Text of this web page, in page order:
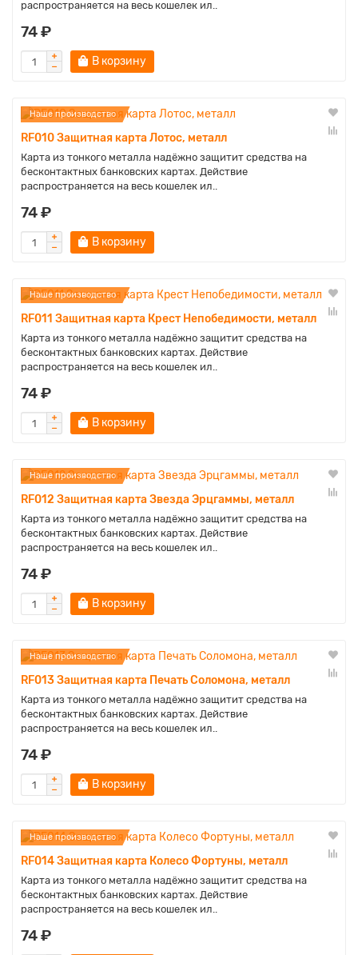
распространяется на весь кошелек ил..
74 ₽
В корзину
Наше производство
RF010 Защитная карта Лотос, металл
Карта из тонкого металла надёжно защитит средства на
бесконтактных банковских картах. Действие
распространяется на весь кошелек ил..
74 ₽
В корзину
Наше производство
RF011 Защитная карта Крест Непобедимости, металл
Карта из тонкого металла надёжно защитит средства на
бесконтактных банковских картах. Действие
распространяется на весь кошелек ил..
74 ₽
В корзину
Наше производство
RF012 Защитная карта Звезда Эрцгаммы, металл
Карта из тонкого металла надёжно защитит средства на
бесконтактных банковских картах. Действие
распространяется на весь кошелек ил..
74 ₽
В корзину
Наше производство
RF013 Защитная карта Печать Соломона, металл
Карта из тонкого металла надёжно защитит средства на
бесконтактных банковских картах. Действие
распространяется на весь кошелек ил..
74 ₽
В корзину
Наше производство
RF014 Защитная карта Колесо Фортуны, металл
Карта из тонкого металла надёжно защитит средства на
бесконтактных банковских картах. Действие
распространяется на весь кошелек ил..
74 ₽